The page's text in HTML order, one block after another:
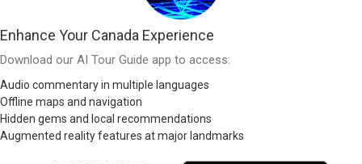
Enhance Your Canada Experience
Download our AI Tour Guide app to access:
Audio commentary in multiple languages
Offline maps and navigation
Hidden gems and local recommendations
Augmented reality features at major landmarks